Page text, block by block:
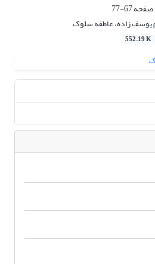
67-77
زاده، عاطفه سلوک
552.19 K